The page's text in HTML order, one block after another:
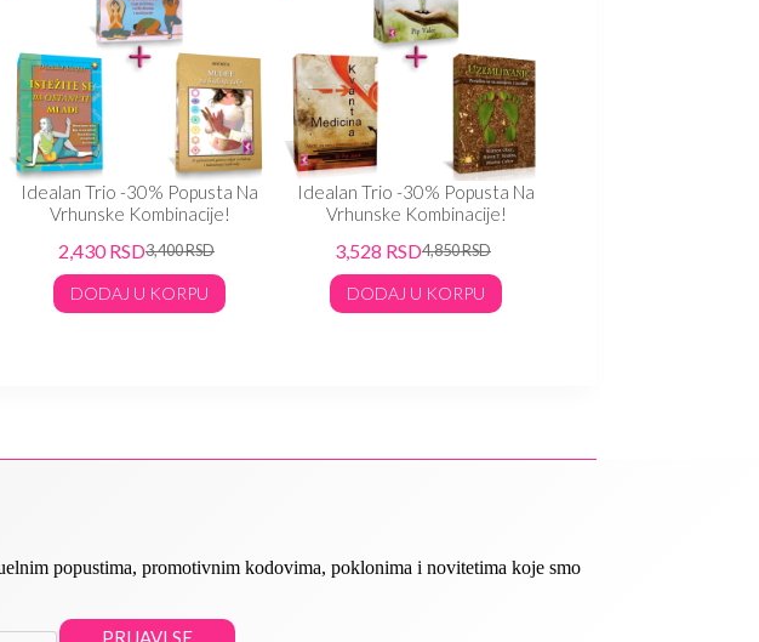
Idealan Trio -30% Popusta Na
Vrhunske Kombinacije!
3,400RSD
2,430RSD
DODAJ U KORPU
Idealan Trio -30% Popusta Na
Vrhunske Kombinacije!
4,850RSD
3,528 RSD
DODAJ U KORPU
popustima, promotivnim kodovima, poklonima i novitetima koje smo